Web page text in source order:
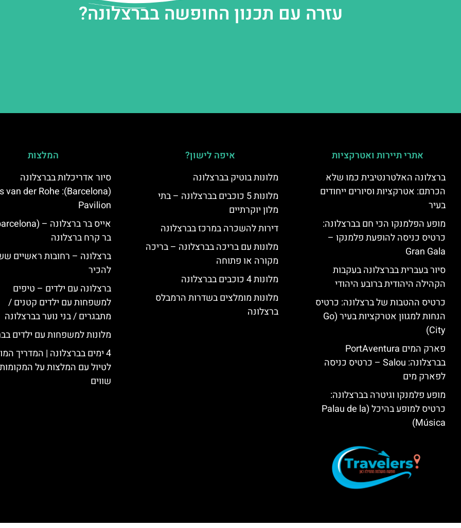
עזרה עם תכנון החופשה בברצלונה?
אתרי תיירות ואטרקציות
ברצלונה האלטרנטיבית כמו שלא
הכרתם: אטרקציות וסיורים ייחודים
בעיר
מופע הפלמנקו הכי חם בברצלונה:
כרטיס כניסה להופעת פלמנקו –
Gran Gala
סיור בעברית בברצלונה בעקבות
הקהילה היהודית ברובע היהודי
כרטיס ההטבות של ברצלונה: כרטיס
הנחות למגוון אטרקציות בעיר (Go
City)
פארק המים PortAventura
בברצלונה: Salou – כרטיס כניסה
לפארק מים
מופע פלמנקו וגיטרה בברצלונה:
כרטיס למופע בהיכל (Palau de la
Música)
איפה לישון?
מלונות בוטיק בברצלונה
מלונות 5 כוכבים בברצלונה – בתי
מלון יוקרתיים
דירות להשכרה במרכז בברצלונה
מלונות עם בריכה בברצלונה – בריכה
מקורה או פתוחה
מלונות 4 כוכבים בברצלונה
מלונות מומלצים בשדרות הרמבלס
ברצלונה
המלצות
סיור אדריכלות בברצלונה
Mies van der Rohe
Pavilion
בר קרח ברצלונה
ברצלונה – רחובות ראשיים
להכיר
ברצלונה עם ילדים – טיפים
למשפחות עם ילדים קטנים /
מתבגרים / בני נוער בברצלונה
מלונות למשפחות עם ילדים
4 ימים בברצלונה | המדריך
לטיול עם המלצות על
שווים